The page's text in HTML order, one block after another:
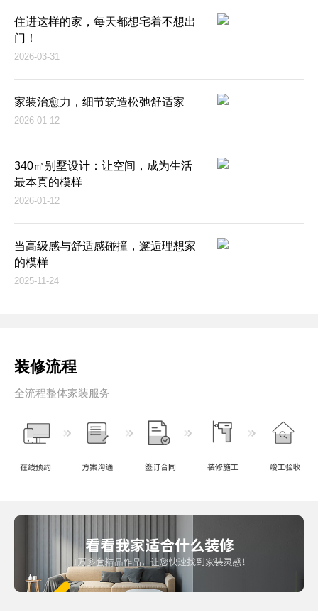
住进这样的家，每天都想宅着不想出
门！
2026-03-31
家装治愈力，细节筑造松弛舒适家
2026-01-12
340㎡别墅设计：让空间，成为生活
最本真的模样
2026-01-12
当高级感与舒适感碰撞，邂逅理想家
的模样
2025-11-24
装修流程
全流程整体家装服务